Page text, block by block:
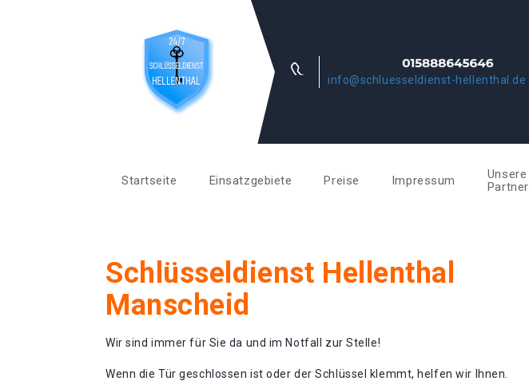
info@schluesseldienst-hellenthal.de
Startseite Einsatzgebiete Preise Impressum
Unsere
Partner
Schlüsseldienst Hellenthal
Manscheid
Wir sind immer für Sie da und im Notfall zur Stelle!
Wenn die Tür geschlossen ist oder der Schlüssel klemmt, helfen wir Ihnen.